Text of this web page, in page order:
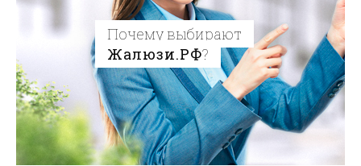
Почему выбирают
Жалюзи.РФ?